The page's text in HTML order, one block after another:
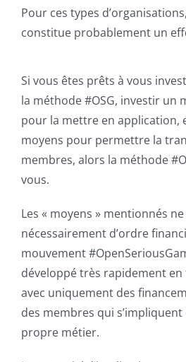
Pour ces types
constitue probablement un
Si vous êtes prêts à vous
la méthode #OSG, investir un
pour la mettre en application,
moyens pour permettre la
membres, alors la méthode
vous.
Les « moyens » mentionnés
nécessairement d’ordre
mouvement
développé très rapidement en
avec uniquement des
des membres qui
propre métier.